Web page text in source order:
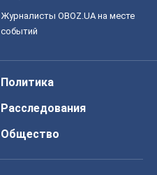
Журналисты OBOZ.UA на месте
событий
Политика
Расследования
Общество